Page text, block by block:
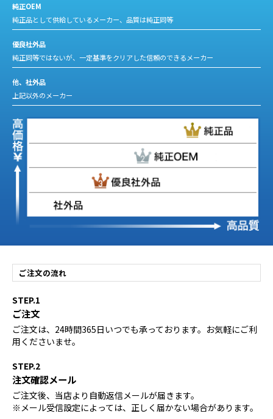
純正OEM
純正品として供給しているメーカー、品質は純正同等
優良社外品
純正同等ではないが、一定基準をクリアした信頼のできるメーカー
他、社外品
上記以外のメーカー
ご注文の流れ
STEP.1
ご注文
ご注文は、24時間365日いつでも承っております。お気軽にご利
用くださいませ。
STEP.2
注文確認メール
ご注文後、当店より自動返信メールが届きます。
※メール受信設定によっては、正しく届かない場合があります。